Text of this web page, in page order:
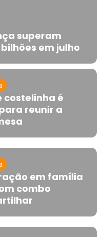
superam
em julho
costelinha é
reunir a
em família
combo